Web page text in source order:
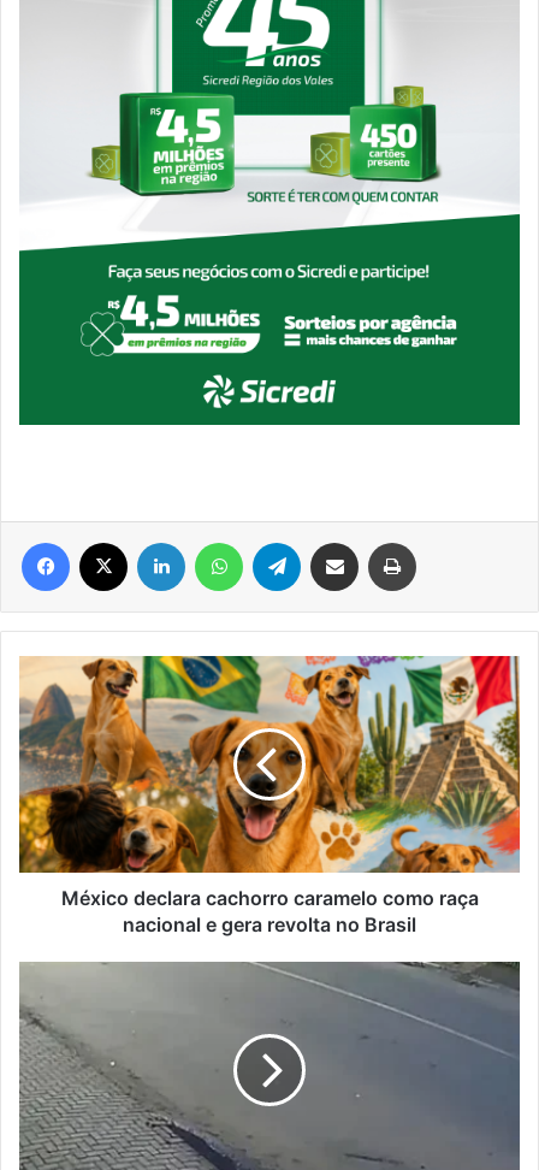
Facebook Linkedin WhatsAppTelegram Compartilhar via e-mail
declara
cachorro
caramelo
como
raça
nacional
e
gera
revoltaMéxico declara cachorro caramelo como raça
nacional e gera revolta no Brasil
atropela
pedestre
e
bate
moto
contra
casa